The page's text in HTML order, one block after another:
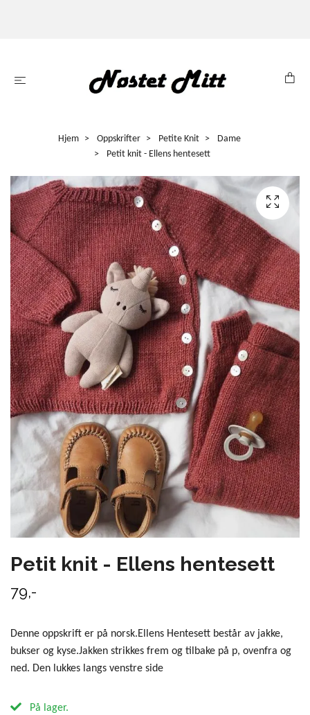
Hjem Oppskrifter Petite Knit
Dame
Petit knit - Ellens hentesett
Petit knit - Ellens hentesett
79,-
Denne oppskrift er på norsk.Ellens Hentesett består av jakke,
bukser og kyse.Jakken strikkes frem og tilbake på p, ovenfra og
ned. Den lukkes langs venstre side
På lager.